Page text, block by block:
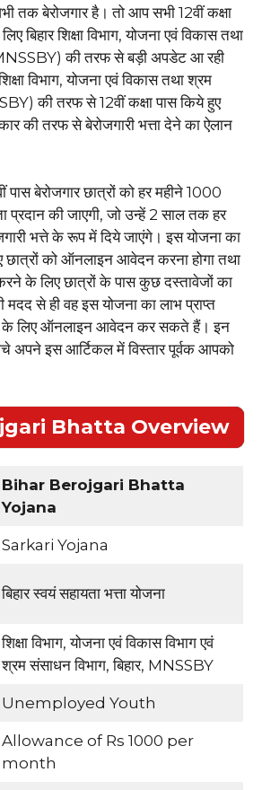
तक बेरोजगार है। तो आप सभी 12वीं कक्षा
बिहार शिक्षा विभाग, योजना एवं विकास तथा
की तरफ से बड़ी अपडेट आ रही
विभाग, योजना एवं विकास तथा श्रम
की तरफ से 12वीं कक्षा पास किये हुए
की तरफ से बेरोजगारी भत्ता देने का ऐलान
बेरोजगार छात्रों को हर महीने 1000
प्रदान की जाएगी, जो उन्हें 2 साल तक हर
भत्ते के रूप में दिये जाएंगे। इस योजना का
छात्रों को ऑनलाइन आवेदन करना होगा तथा
के लिए छात्रों के पास कुछ दस्तावेजों का
मदद से ही वह इस योजना का लाभ प्राप्त
के लिए ऑनलाइन आवेदन कर सकते हैं। इन
अपने इस आर्टिकल में विस्तार पूर्वक आपको
Bhatta Overview
Bihar Berojgari Bhatta
Yojana
Sarkari Yojana
बिहार स्वयं सहायता भत्ता योजना
शिक्षा विभाग, योजना एवं विकास विभाग एवं
श्रम संसाधन विभाग, बिहार, MNSSBY
Unemployed Youth
Allowance of Rs 1000 per
month